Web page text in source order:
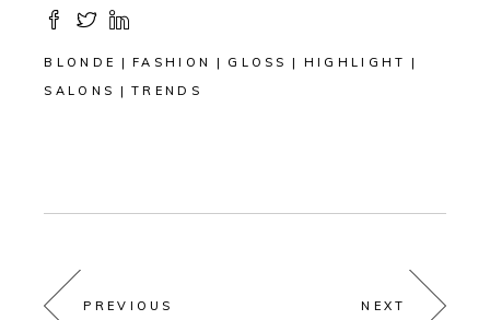
BLONDE FASHION GLOSS
HIGHLIGHT
SALONS
TRENDS
PREVIOUS NEXT